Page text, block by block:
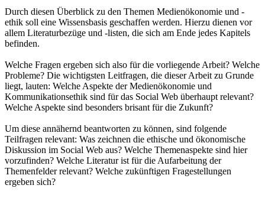
Durch diesen Überblick zu den Themen Medienökonomie und -
ethik soll eine Wissensbasis geschaffen werden. Hierzu dienen vor
allem Literaturbezüge und -listen, die sich am Ende jedes Kapitels
befinden.
Welche Fragen ergeben sich also für die vorliegende Arbeit? Welche
Probleme? Die wichtigsten Leitfragen, die dieser Arbeit zu Grunde
liegt, lauten: Welche Aspekte der Medienökonomie und
Kommunikationsethik sind für das Social Web überhaupt relevant?
Welche Aspekte sind besonders brisant für die Zukunft?
Um diese annähernd beantworten zu können, sind folgende
Teilfragen relevant: Was zeichnen die ethische und ökonomische
Diskussion im Social Web aus? Welche Themenaspekte sind hier
vorzufinden? Welche Literatur ist für die Aufarbeitung der
Themenfelder relevant? Welche zukünftigen Fragestellungen
ergeben sich?